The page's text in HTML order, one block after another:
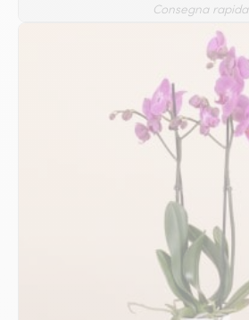
Consegna rapida